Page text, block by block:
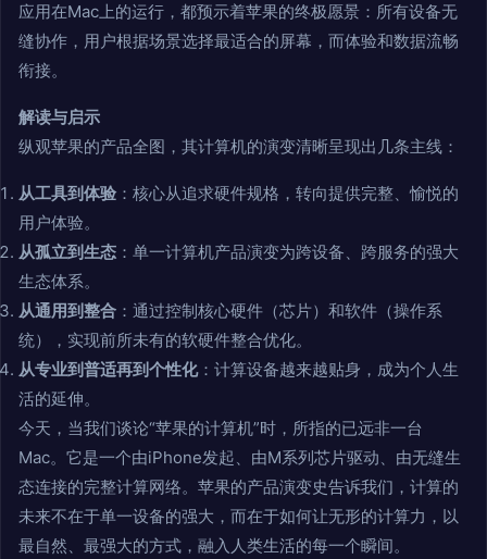
应用在Mac上的运行，都预示着苹果的终极愿景：所有设备无
缝协作，用户根据场景选择最适合的屏幕，而体验和数据流畅
衔接。
解读与启示
纵观苹果的产品全图，其计算机的演变清晰呈现出几条主线：
从工具到体验 ：核心从追求硬件规格，转向提供完整、愉悦的
用户体验。
从孤立到生态 ：单一计算机产品演变为跨设备、跨服务的强大
生态体系。
从通用到整合 ：通过控制核心硬件（芯片）和软件（操作系
统），实现前所未有的软硬件整合优化。
从专业到普适再到个性化：计算设备越来越贴身，成为个人生
活的延伸。
今天，当我们谈论“苹果的计算机”时，所指的已远非一台
Mac。它是一个由iPhone发起、由M系列芯片驱动、由无缝生
态连接的完整计算网络。苹果的产品演变史告诉我们，计算的
未来不在于单一设备的强大，而在于如何让无形的计算力，以
最自然、最强大的方式，融入人类生活的每一个瞬间。